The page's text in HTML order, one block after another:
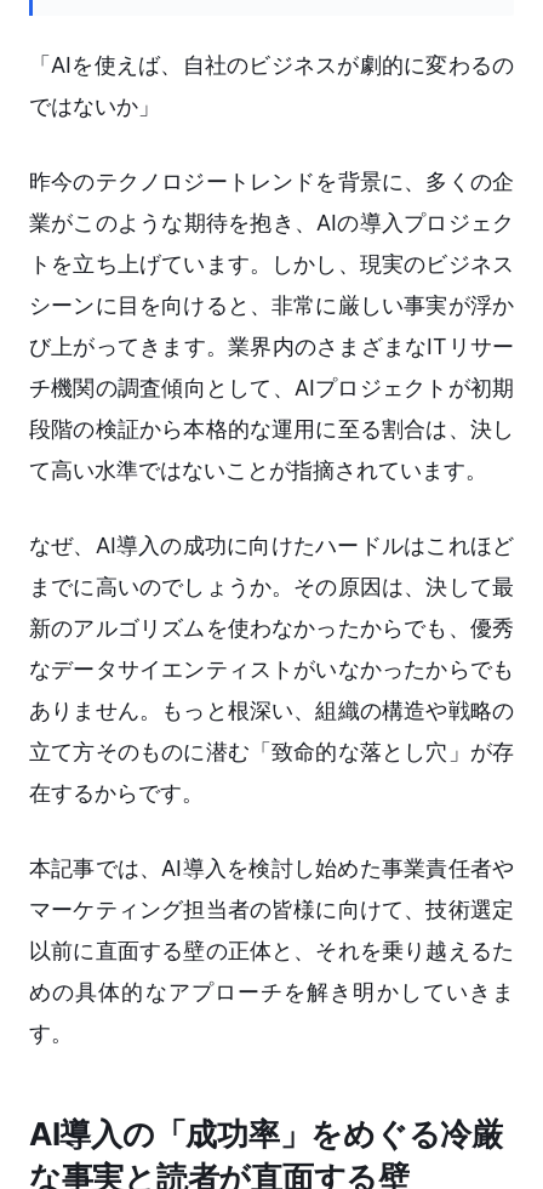
「AIを使えば、自社のビジネスが劇的に変わるの
ではないか」
昨今のテクノロジートレンドを背景に、多くの企
業がこのような期待を抱き、AIの導入プロジェク
トを立ち上げています。しかし、現実のビジネス
シーンに目を向けると、非常に厳しい事実が浮か
び上がってきます。業界内のさまざまなITリサー
チ機関の調査傾向として、AIプロジェクトが初期
段階の検証から本格的な運用に至る割合は、決し
て高い水準ではないことが指摘されています。
なぜ、AI導入の成功に向けたハードルはこれほど
までに高いのでしょうか。その原因は、決して最
新のアルゴリズムを使わなかったからでも、優秀
なデータサイエンティストがいなかったからでも
ありません。もっと根深い、組織の構造や戦略の
立て方そのものに潜む「致命的な落とし穴」が存
在するからです。
本記事では、AI導入を検討し始めた事業責任者や
マーケティング担当者の皆様に向けて、技術選定
以前に直面する壁の正体と、それを乗り越えるた
めの具体的なアプローチを解き明かしていきま
す。
AI導入の「成功率」をめぐる冷厳
な事実と読者が直面する壁